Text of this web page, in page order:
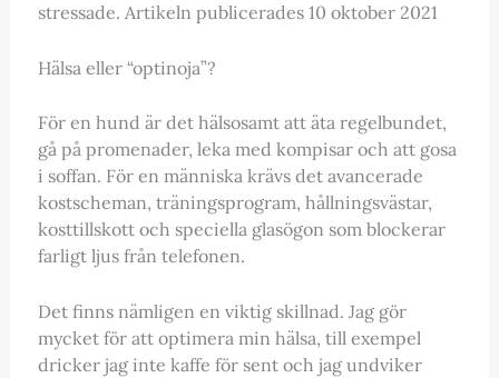
stressade. Artikeln publicerades 10 oktober 2021
Hälsa eller “optinoja”?
För en hund är det hälsosamt att äta regelbundet,
gå på promenader, leka med kompisar och att gosa
i soffan. För en människa krävs det avancerade
kostscheman, träningsprogram, hållningsvästar,
kosttillskott och speciella glasögon som blockerar
farligt ljus från telefonen.
Det finns nämligen en viktig skillnad. Jag gör
mycket för att optimera min hälsa, till exempel
dricker jag inte kaffe för sent och jag undviker